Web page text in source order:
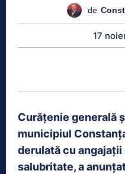
de
17
Curățenie generală
municipiul
derulată cu angajații
salubritate, a